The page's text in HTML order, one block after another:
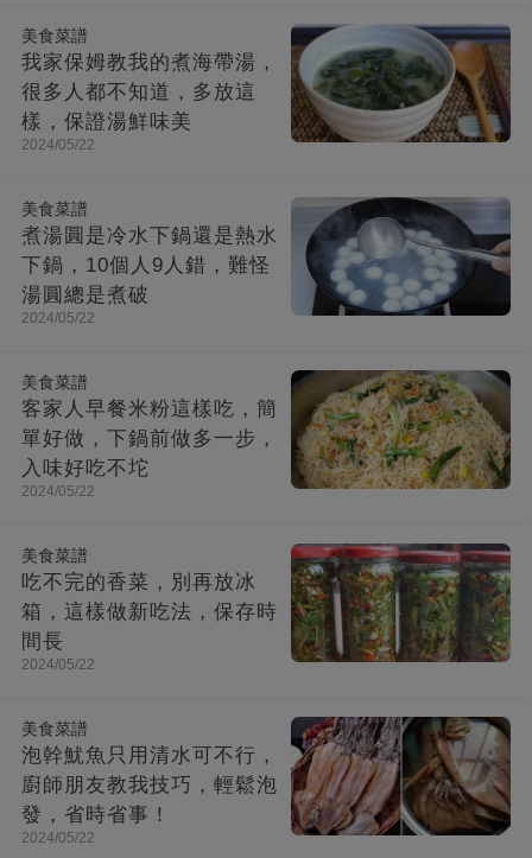
美食菜譜
我家保姆教我的煮海帶湯，
很多人都不知道，多放這
樣，保證湯鮮味美
2024/05/22
美食菜譜
煮湯圓是冷水下鍋還是熱水
下鍋，10個人9人錯，難怪
湯圓總是煮破
2024/05/22
美食菜譜
客家人早餐米粉這樣吃，簡
單好做，下鍋前做多一步，
入味好吃不坨
2024/05/22
美食菜譜
吃不完的香菜，別再放冰
箱，這樣做新吃法，保存時
間長
2024/05/22
美食菜譜
泡幹魷魚只用清水可不行，
廚師朋友教我技巧，輕鬆泡
發，省時省事！
2024/05/22